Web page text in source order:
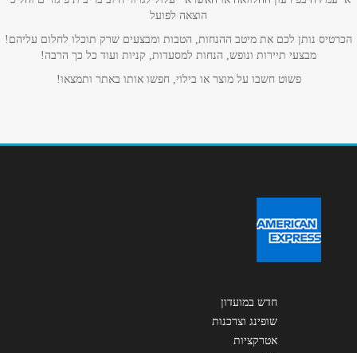
הוצאה לפועל
הכרטיס נותן לכם את מיטב ההנחות, הטבות ומבצעים שרק תוכלו לחלום עליהם!
מבצעי תיירות ונופש, הנחות למסעדות, קניות ועוד כל כך הרבה!
פשוט חשבו על מוצר או בילוי, חפשו אותו באתר ותמצאו!
חדש במועדון
שופינג וצרכנות
אטרקציות